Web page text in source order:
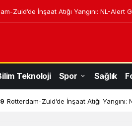
Zuid’de İnşaat Atığı Yangını: NL-
Teknoloji Spor Sağlık
Rotterdam-Zuid’de İnşaat Atığı